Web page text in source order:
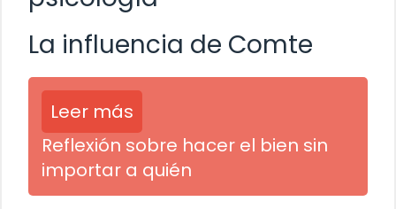
La influencia de Comte
Leer más
Reflexión sobre hacer el bien sin
importar a quién